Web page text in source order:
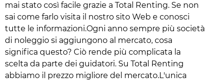
mai stato così facile grazie a Total Renting. Se non
sai come farlo visita il nostro sito Web e conosci
tutte le informazioni.Ogni anno sempre più società
di noleggio si aggiungono al mercato, cosa
significa questo? Ciò rende più complicata la
scelta da parte dei guidatori. Su Total Renting
abbiamo il prezzo migliore del mercato.L'unica